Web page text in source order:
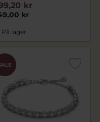
kr
kr
På lager